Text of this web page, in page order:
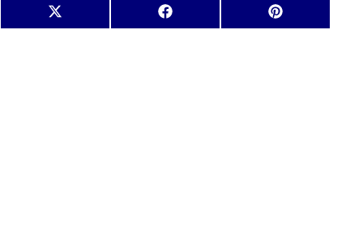
Share
on
X
(Twitter)
Share
on
Facebook
Share
on
Pinterest